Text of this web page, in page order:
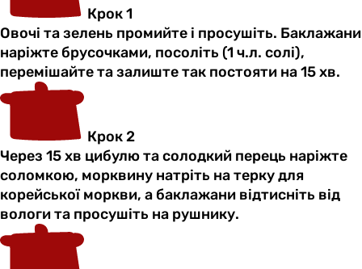
Крок 1
Овочі та зелень промийте і просушіть. Баклажани
наріжте брусочками, посоліть (1 ч.л. солі),
перемішайте та залиште так постояти на 15 хв.
Крок 2
Через 15 хв цибулю та солодкий перець наріжте
соломкою, морквину натріть на терку для
корейської моркви, а баклажани відтисніть від
вологи та просушіть на рушнику.